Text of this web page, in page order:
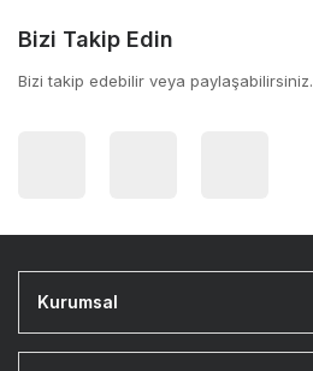
Bizi Takip Edin
Bizi takip edebilir veya paylaşabilirsiniz.
Kurumsal